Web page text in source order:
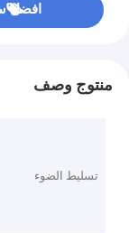
افضل
منتوج وصف
تسليط الضوء